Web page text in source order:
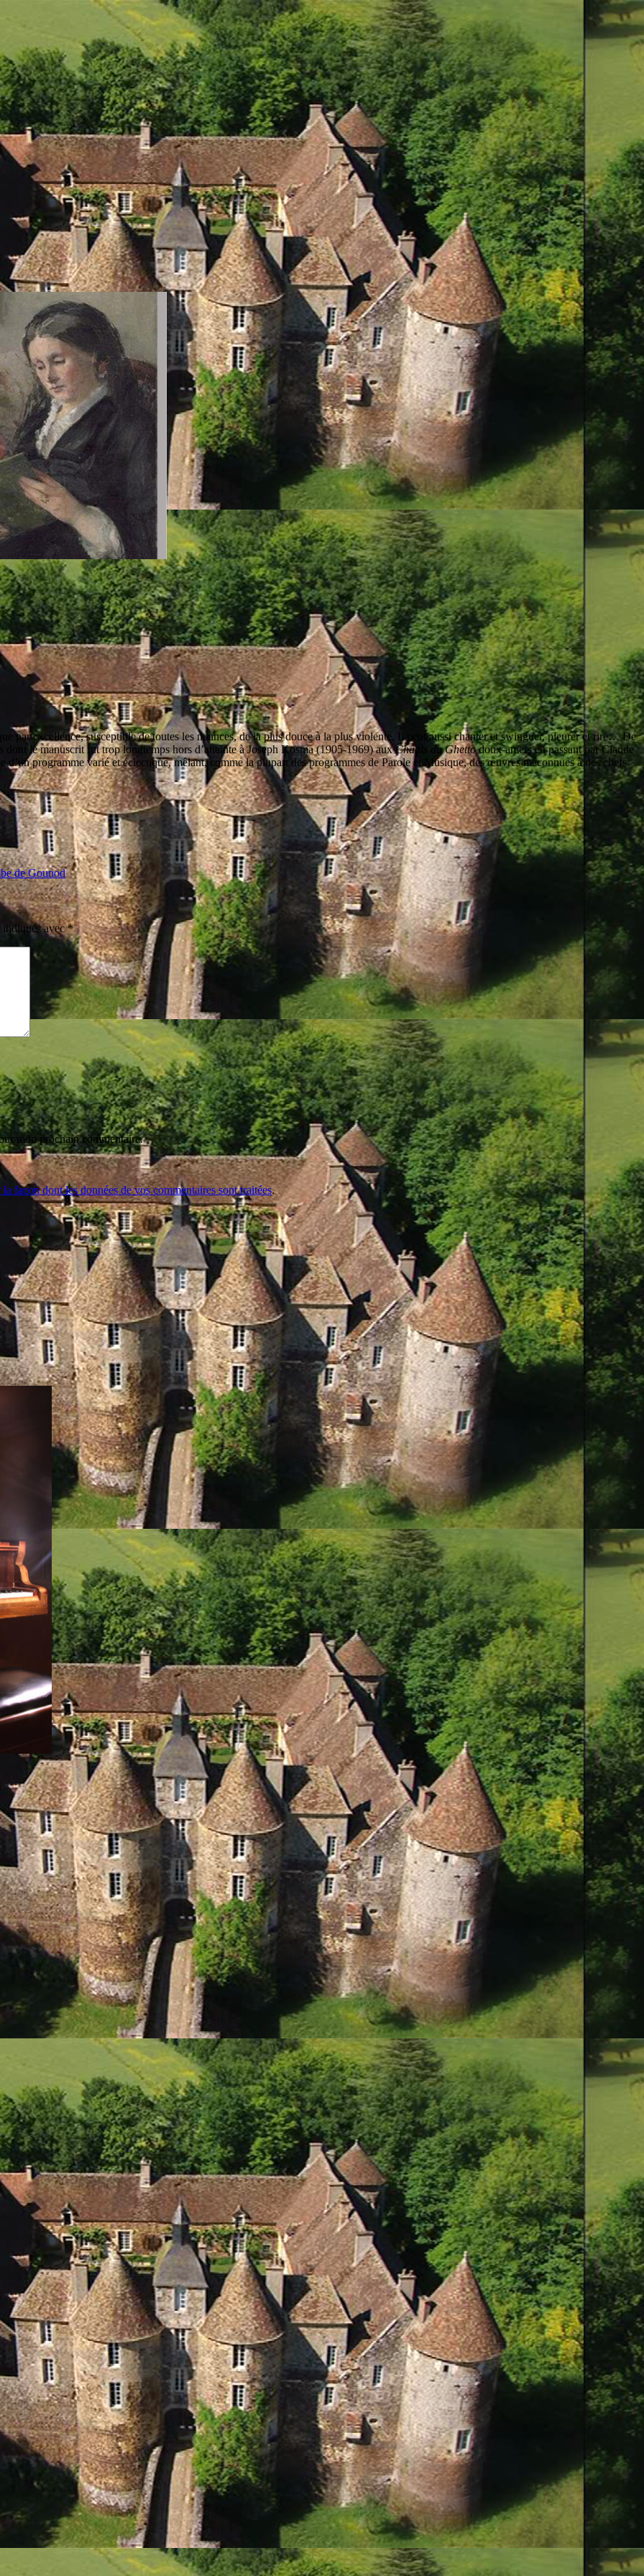
par excellence, susceptible de toutes les nuances, de la plus douce à la plus violente. Il peut aussi chanter et swinguer, pleurer et rire… De
dont le manuscrit fut trop longtemps hors d’atteinte à Joseph Kosma (1905-1969) auxChants du Ghettodoux-amers en passant par Claude
d’un programme varié et éclectique, mêlant, comme la plupart des programmes de Parole et Musique, des œuvres méconnues à des chefs
de Gounod
indiqués avec*
mon prochain commentaire.
façon dont les données de vos commentaires sont traitées.